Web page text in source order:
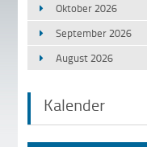
Oktober 2026
September 2026
August 2026
Kalender